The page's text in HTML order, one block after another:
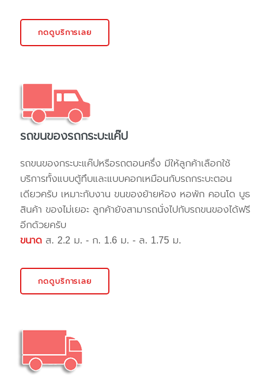
กดดูบริการเลย
รถขนของรถกระบะแค๊ป
รถขนของกระบะแค๊ปหรือรถตอนครึ่ง มีให้ลูกค้าเลือกใช้
บริการทั้งแบบตู้ทึบและแบบคอกเหมือนกับรถกระบะตอน
เดียวครับ เหมาะกับงาน ขนของย้ายห้อง หอพัก คอนโด บูธ
สินค้า ของไม่เยอะ ลูกค้ายังสามารถนั่งไปกับรถขนของได้ฟรี
อีกด้วยครับ
ขนาด ส. 2.2 ม. - ก. 1.6 ม. - ล. 1.75 ม.
กดดูบริการเลย